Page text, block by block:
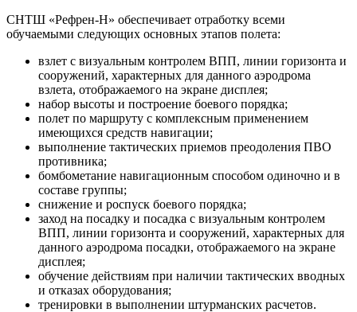
СНТШ «Рефрен-Н» обеспечивает отработку всеми
обучаемыми следующих основных этапов полета:
взлет с визуальным контролем ВПП, линии горизонта и
сооружений, характерных для данного аэродрома
взлета, отображаемого на экране дисплея;
набор высоты и построение боевого порядка;
полет по маршруту с комплексным применением
имеющихся средств навигации;
выполнение тактических приемов преодоления ПВО
противника;
бомбометание навигационным способом одиночно и в
составе группы;
снижение и роспуск боевого порядка;
заход на посадку и посадка с визуальным контролем
ВПП, линии горизонта и сооружений, характерных для
данного аэродрома посадки, отображаемого на экране
дисплея;
обучение действиям при наличии тактических вводных
и отказах оборудования;
тренировки в выполнении штурманских расчетов.